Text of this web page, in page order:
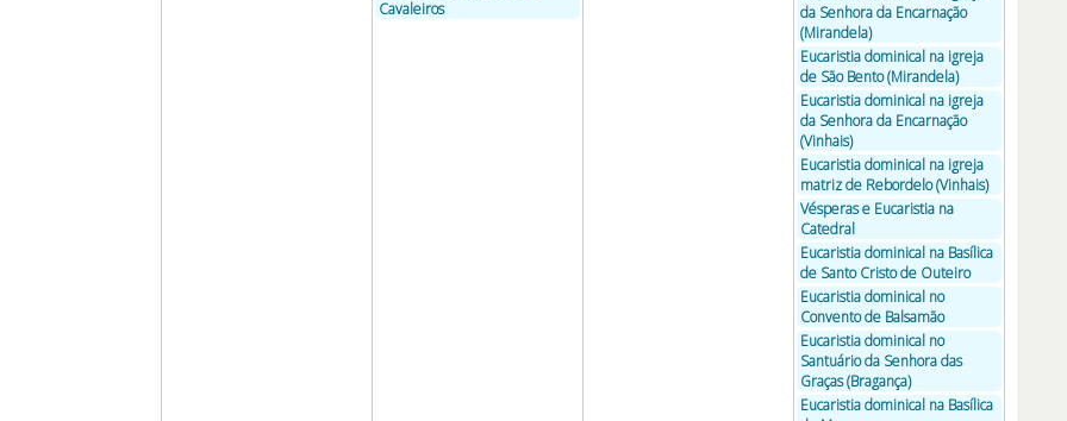
Cavaleiros
da Senhora da Encarnação
(Mirandela)
Eucaristia dominical na igreja
de São Bento (Mirandela)
Eucaristia dominical na igreja
da Senhora da Encarnação
(Vinhais)
Eucaristia dominical na igreja
matriz de Rebordelo (Vinhais)
Vésperas e Eucaristia na
Catedral
Eucaristia dominical na Basílica
de Santo Cristo de Outeiro
Eucaristia dominical no
Convento de Balsamão
Eucaristia dominical no
Santuário da Senhora das
Graças (Bragança)
Eucaristia dominical na Basílica